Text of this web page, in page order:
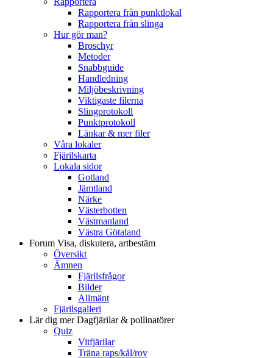
Rapportera från punktlokal
Rapportera från slinga
Hur gör man?
Broschyr
Metoder
Snabbguide
Handledning
Miljöbeskrivning
Viktigaste filerna
Slingprotokoll
Punktprotokoll
Länkar & mer filer
Våra lokaler
Fjärilskarta
Lokala sidor
Gotland
Jämtland
Närke
Västerbotten
Västmanland
Västra Götaland
Forum Visa, diskutera, artbestäm
Översikt
Ämnen
Fjärilsfrågor
Bilder
Allmänt
Fjärilsgalleri
Lär dig merDagfjärilar & pollinatörer
Quiz
Vitfjärilar
Träna raps/kål/rov